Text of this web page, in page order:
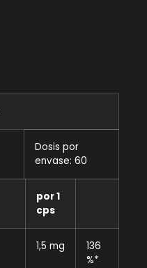
Dosis por
envase: 60
por 1
cps
1,5 mg
136
%*